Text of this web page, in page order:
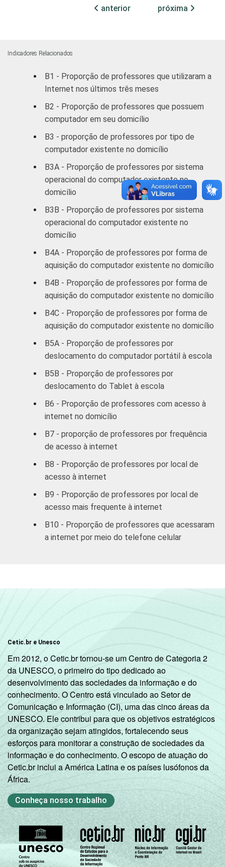
Mais de 5
94
até 5 SM
Mais de 5
95
REGIÃO
Norte /
Centro-
Oeste
Nordeste 93
Sudeste 94
DEPENDÊNCIA
ADMINISTRATIVA
Pública
96
Pública
Estadual
Públicas
Particular
ano do
Fundamental
ano do
Fundamental
Ensino
Médio
93
LABORATÓRIO
INSTALADA NO
LABORATÓRIO
DE INFORMÁTICA
Não tem 97
Base: 1 117 professores que possuem
computador de mesa no domicílio.
Respostas estimuladas. Dados coletados
entre setembro e dezembro de 2012.
Fonte: NIC.br - set/dez 2012
anterior próxima
Indicadores Relacionados
B1 - Proporção de professores que utilizaram a
Internet nos últimos três meses
B2 - Proporção de professores que possuem
computador em seu domicílio
B3 - proporção de professores por tipo de
computador existente no domicílio
B3A - Proporção de professores por sistema
operacional do computador existente no
domicílio
B3B - Proporção de professores por sistema
operacional do computador existente no
domicílio
B4A - Proporção de professores por forma de
aquisição do computador existente no domicílio
B4B - Proporção de professores por forma de
aquisição do computador existente no domicílio
B4C - Proporção de professores por forma de
aquisição do computador existente no domicílio
B5A - Proporção de professores por
deslocamento do computador portátil à escola
B5B - Proporção de professores por
deslocamento do Tablet à escola
B6 - Proporção de professores com acesso à
internet no domicílio
B7 - proporção de professores por frequência
de acesso à internet
B8 - Proporção de professores por local de
acesso à internet
B9 - Proporção de professores por local de
acesso mais frequente à internet
B10 - Proporção de professores que acessaram
a internet por meio do telefone celular
Cetic.br e Unesco
Em 2012, o Cetic.br tornou-se um Centro de Categoria 2
da UNESCO, o primeiro do tipo dedicado ao
desenvolvimento das sociedades da informação e do
conhecimento. O Centro está vinculado ao Setor de
Comunicação e Informação (CI), uma das cinco áreas da
UNESCO. Ele contribui para que os objetivos estratégicos
da organização sejam atingidos, fortalecendo seus
esforços para monitorar a construção de sociedades da
informação e do conhecimento. O escopo de atuação do
Cetic.br inclui a América Latina e os países lusófonos da
África.
Conheça nosso trabalho